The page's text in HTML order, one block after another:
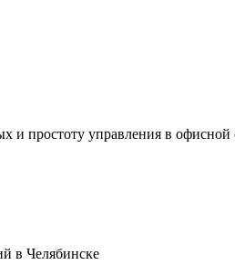
и простоту управления в офисной
в Челябинске